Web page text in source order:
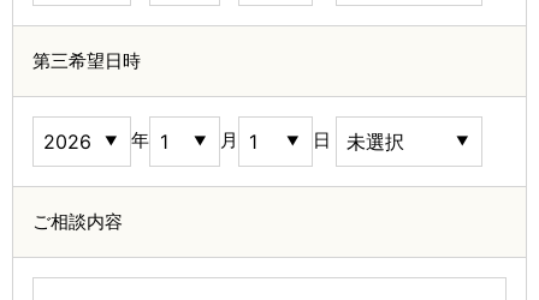
第三希望日時
年 月 日
ご相談内容